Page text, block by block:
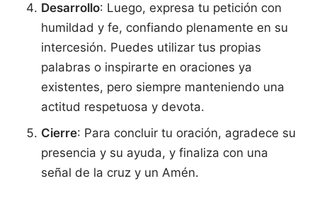
Desarrollo: Luego, expresa tu petición con
humildad y fe, confiando plenamente en su
intercesión. Puedes utilizar tus propias
palabras o inspirarte en oraciones ya
existentes, pero siempre manteniendo una
actitud respetuosa y devota.
Cierre: Para concluir tu oración, agradece su
presencia y su ayuda, y finaliza con una
señal de la cruz y un Amén.